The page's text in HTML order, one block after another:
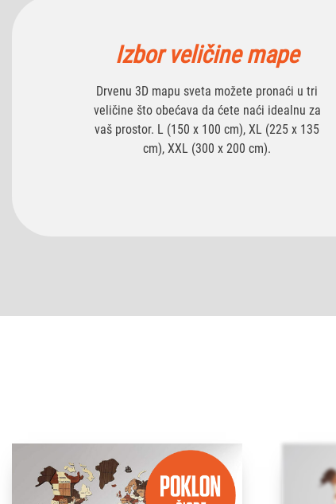
Izbor veličine mape
Drvenu 3D mapu sveta možete pronaći u tri
veličine što obećava da ćete naći idealnu za
vaš prostor. L (150 x 100 cm), XL (225 x 135
cm), XXL (300 x 200 cm).